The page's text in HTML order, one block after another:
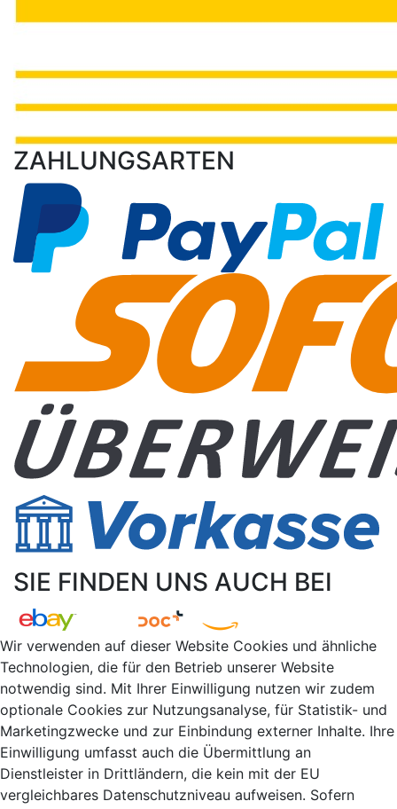
ZAHLUNGSARTEN
SIE FINDEN UNS AUCH BEI
Wir verwenden auf dieser Website Cookies und ähnliche
Technologien, die für den Betrieb unserer Website
notwendig sind. Mit Ihrer Einwilligung nutzen wir zudem
optionale Cookies zur Nutzungsanalyse, für Statistik- und
Marketingzwecke und zur Einbindung externer Inhalte. Ihre
Einwilligung umfasst auch die Übermittlung an
Dienstleister in Drittländern, die kein mit der EU
vergleichbares Datenschutzniveau aufweisen. Sofern